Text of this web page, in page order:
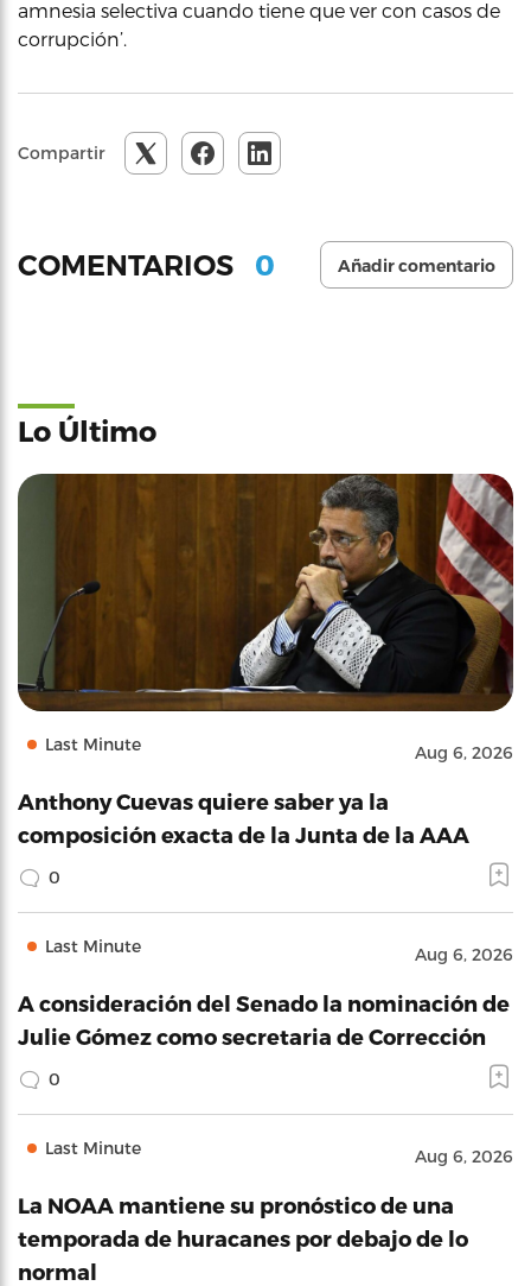
amnesia selectiva cuando tiene que ver con casos de
corrupción’.
Compartir
COMENTARIOS 0 Añadir comentario
Lo Último
Last Minute Aug 6, 2026
Anthony Cuevas quiere saber ya la
composición exacta de la Junta de la AAA
0
Last Minute Aug 6, 2026
A consideración del Senado la nominación de
Julie Gómez como secretaria de Corrección
0
Last Minute Aug 6, 2026
La NOAA mantiene su pronóstico de una
temporada de huracanes por debajo de lo
normal